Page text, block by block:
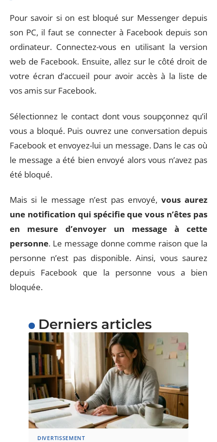
Pour savoir si on est bloqué sur Messenger depuis
son PC, il faut se connecter à Facebook depuis son
ordinateur. Connectez-vous en utilisant la version
web de Facebook. Ensuite, allez sur le côté droit de
votre écran d’accueil pour avoir accès à la liste de
vos amis sur Facebook.
Sélectionnez le contact dont vous soupçonnez qu’il
vous a bloqué. Puis ouvrez une conversation depuis
Facebook et envoyez-lui un message. Dans le cas où
le message a été bien envoyé alors vous n’avez pas
été bloqué.
Mais si le message n’est pas envoyé, vous aurez
une notification qui spécifie que vous n’êtes pas
en mesure d’envoyer un message à cette
personne. Le message donne comme raison que la
personne n’est pas disponible. Ainsi, vous saurez
depuis Facebook que la personne vous a bien
bloquée.
Derniers articles
DIVERTISSEMENT